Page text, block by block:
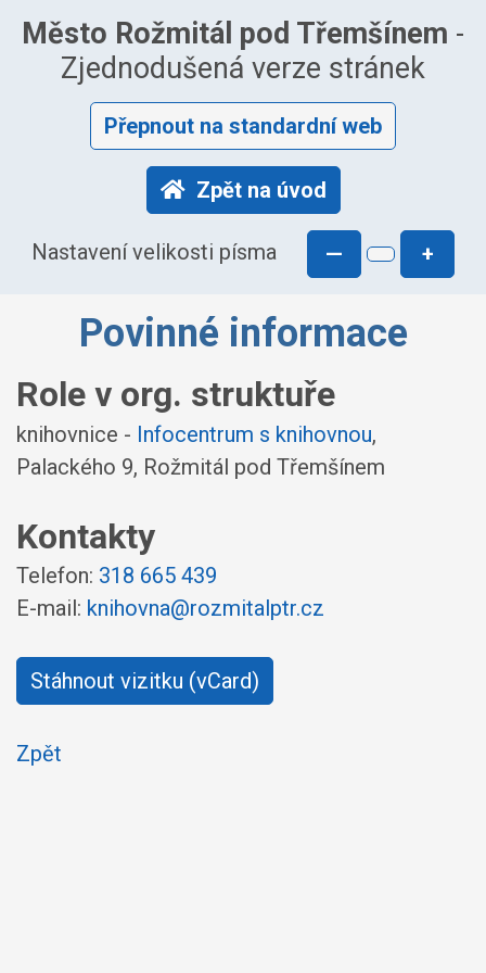
Město Rožmitál pod Třemšínem -
Zjednodušená verze stránek
Přepnout na standardní web
Zpět na úvod
Nastavení velikosti písma — +
Povinné informace
Role v org. struktuře
knihovnice - Infocentrum s knihovnou,
Palackého 9, Rožmitál pod Třemšínem
Kontakty
Telefon: 318 665 439
E-mail: knihovna@rozmitalptr.cz
Stáhnout vizitku (vCard)
Zpět